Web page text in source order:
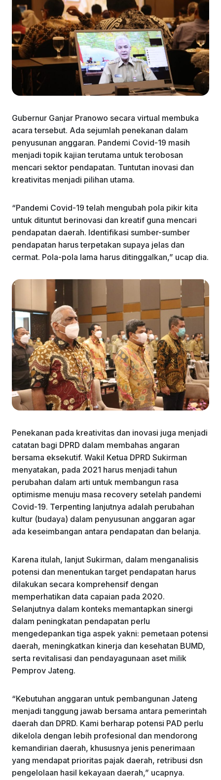
Gubernur Ganjar Pranowo secara virtual membuka
acara tersebut. Ada sejumlah penekanan dalam
penyusunan anggaran. Pandemi Covid-19 masih
menjadi topik kajian terutama untuk terobosan
mencari sektor pendapatan. Tuntutan inovasi dan
kreativitas menjadi pilihan utama.
“Pandemi Covid-19 telah mengubah pola pikir kita
untuk dituntut berinovasi dan kreatif guna mencari
pendapatan daerah. Identifikasi sumber-sumber
pendapatan harus terpetakan supaya jelas dan
cermat. Pola-pola lama harus ditinggalkan,” ucap dia.
Penekanan pada kreativitas dan inovasi juga menjadi
catatan bagi DPRD dalam membahas angaran
bersama eksekutif. Wakil Ketua DPRD Sukirman
menyatakan, pada 2021 harus menjadi tahun
perubahan dalam arti untuk membangun rasa
optimisme menuju masa recovery setelah pandemi
Covid-19. Terpenting lanjutnya adalah perubahan
kultur (budaya) dalam penyusunan anggaran agar
ada keseimbangan antara pendapatan dan belanja.
Karena itulah, lanjut Sukirman, dalam menganalisis
potensi dan menentukan target pendapatan harus
dilakukan secara komprehensif dengan
memperhatikan data capaian pada 2020.
Selanjutnya dalam konteks memantapkan sinergi
dalam peningkatan pendapatan perlu
mengedepankan tiga aspek yakni: pemetaan potensi
daerah, meningkatkan kinerja dan kesehatan BUMD,
serta revitalisasi dan pendayagunaan aset milik
Pemprov Jateng.
“Kebutuhan anggaran untuk pembangunan Jateng
menjadi tanggung jawab bersama antara pemerintah
daerah dan DPRD. Kami berharap potensi PAD perlu
dikelola dengan lebih profesional dan mendorong
kemandirian daerah, khususnya jenis penerimaan
yang mendapat prioritas pajak daerah, retribusi dsn
pengelolaan hasil kekayaan daerah,” ucapnya.